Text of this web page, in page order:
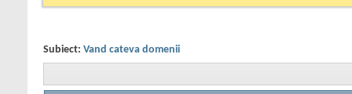
Subiect: Vand cateva domenii